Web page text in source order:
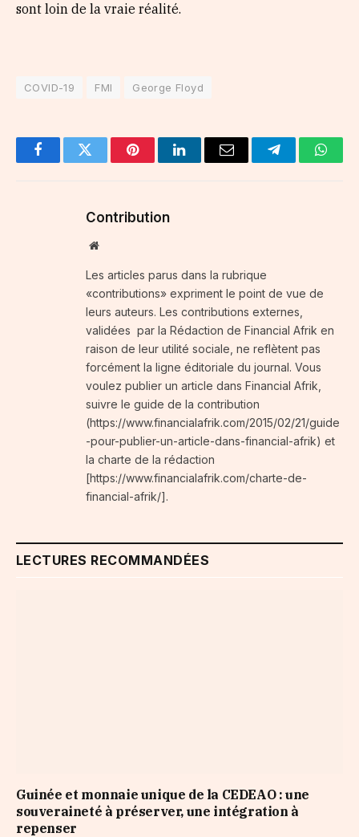
sont loin de la vraie réalité.
COVID-19 FMI George Floyd
FacebookTwitter PinterestLinkedInEmail Telegram
Contribution
Website
Les articles parus dans la rubrique
«contributions» expriment le point de vue de
leurs auteurs. Les contributions externes,
validées par la Rédaction de Financial Afrik en
raison de leur utilité sociale, ne reflètent pas
forcément la ligne éditoriale du journal. Vous
voulez publier un article dans Financial Afrik,
suivre le guide de la contribution
(https://www.financialafrik.com/2015/02/21/guide
-pour-publier-un-article-dans-financial-afrik) et
la charte de la rédaction
[https://www.financialafrik.com/charte-de-
financial-afrik/].
LECTURES RECOMMANDÉES
Guinée et monnaie unique de la CEDEAO : une
souveraineté à préserver, une intégration à
repenser